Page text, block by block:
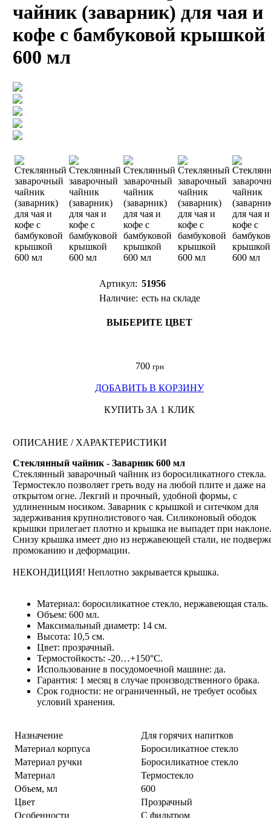
чайник (заварник) для чая и
кофе с бамбуковой крышкой
600 мл
Артикул: 51956
Наличие: есть на складе
ВЫБЕРИТЕ ЦВЕТ
700 грн
ДОБАВИТЬ В КОРЗИНУ
КУПИТЬ ЗА 1 КЛИК
ОПИСАНИЕ / ХАРАКТЕРИСТИКИ
Стеклянный чайник - Заварник 600 мл
Стеклянный заварочный чайник из боросиликатного стекла.
Термостекло позволяет греть воду на любой плите и даже на
открытом огне. Лекгий и прочный, удобной формы, с
удлиненным носиком. Заварник с крышкой и ситечком для
задерживания крупнолистового чая. Силиконовый ободок
крышки прилегает плотно и крышка не выпадет при наклоне.
Снизу крышка имеет дно из нержавеющей стали, не
промоканию и деформации.
НЕКОНДИЦИЯ! Неплотно закрывается крышка.
Материал: боросиликатное стекло, нержавеющая сталь.
Объем: 600 мл.
Максимальный диаметр: 14 см.
Высота: 10,5 см.
Цвет: прозрачный.
Термостойкость: -20…+150°C.
Использование в посудомоечной машине: да.
Гарантия: 1 месяц в случае производственного брака.
Срок годности: не ограниченный, не требует особых
условий хранения.
Назначение
Для горячих напитков
Материал корпуса
Боросиликатное стекло
Материал ручки
Боросиликатное стекло
Материал
Термостекло
Объем, мл
600
Цвет
Прозрачный
Особенности
С фильтром